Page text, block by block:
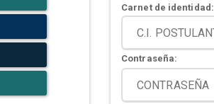
Carnet de identidad:
Contraseña: